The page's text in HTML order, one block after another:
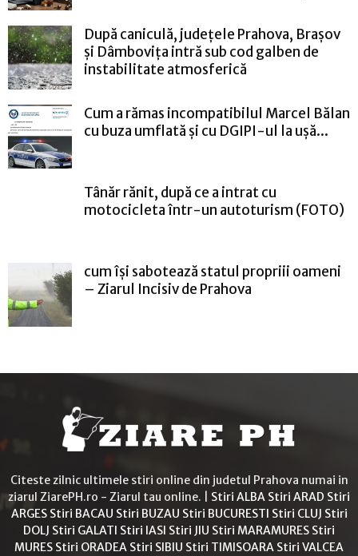
După caniculă, județele Prahova, Brașov
și Dâmbovița intră sub cod galben de
instabilitate atmosferică
Cum a rămas incompatibilul Marcel Bălan
cu buza umflată și cu DGIPI-ul la ușă...
Tânăr rănit, după ce a intrat cu
motocicleta într-un autoturism (FOTO)
cum își sabotează statul propriii oameni
– Ziarul Incisiv de Prahova
Citeste zilnic ultimele stiri online din judetul Prahova numai in
ziarul ZiarePH.ro - Ziarul tau online. | Stiri ALBA Stiri ARAD Stiri
ARGES Stiri BACAU Stiri BUZAU Stiri BUCURESTI Stiri CLUJ Stiri
DOLJ Stiri GALATI Stiri IASI Stiri JIU Stiri MARAMURES Stiri
MURES Stiri ORADEA Stiri SIBIU Stiri TIMISOARA Stiri VALCEA